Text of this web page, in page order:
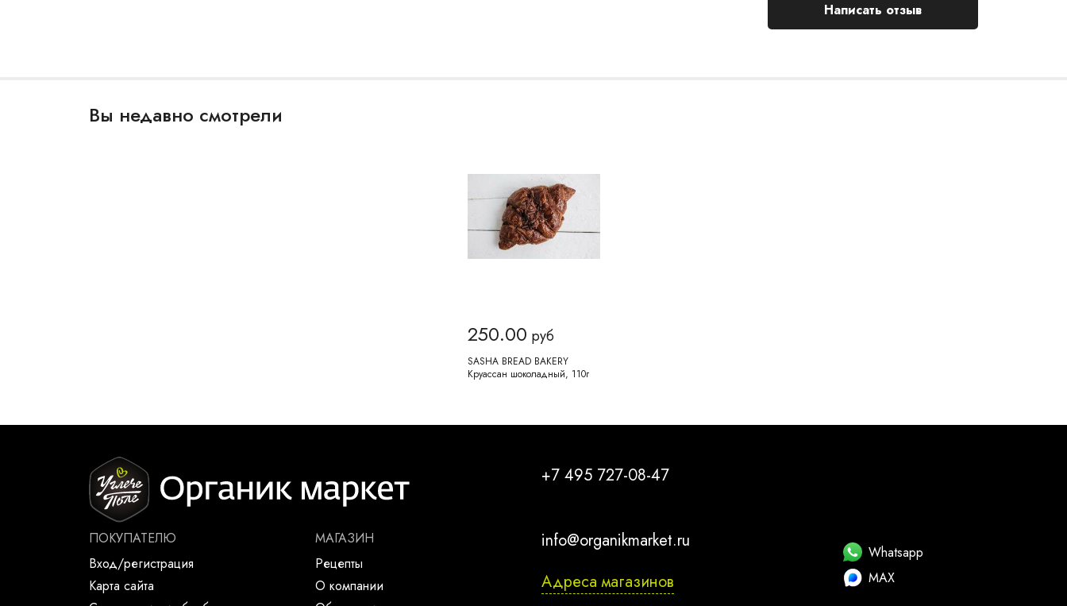
Написать отзыв
Вы недавно смотрели
250.00 руб
SASHA BREAD BAKERY
Круассан шоколадный, 110г
ПОКУПАТЕЛЮ
Вход/регистрация
Карта сайта
МАГАЗИН
Рецепты
О компании
+7 495 727-08-47
info@organikmarket.ru
Адреса магазинов
Whatsapp
MAX